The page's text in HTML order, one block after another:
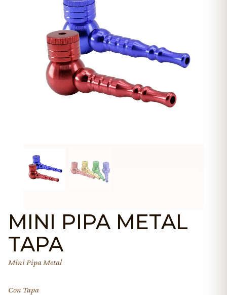
MINI PIPA METAL
TAPA
Mini Pipa Metal
Con Tapa